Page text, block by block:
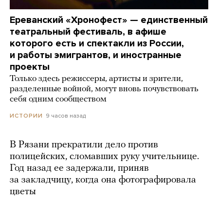
Ереванский «Хронофест» — единственный
театральный фестиваль, в афише
которого есть и спектакли из России,
и работы эмигрантов, и иностранные
проекты
Только здесь режиссеры, артисты и зрители,
разделенные войной, могут вновь почувствовать
себя одним сообществом
ИСТОРИИ 9 часов назад
В Рязани прекратили дело против
полицейских, сломавших руку учительнице.
Год назад ее задержали, приняв
за закладчицу, когда она фотографировала
цветы